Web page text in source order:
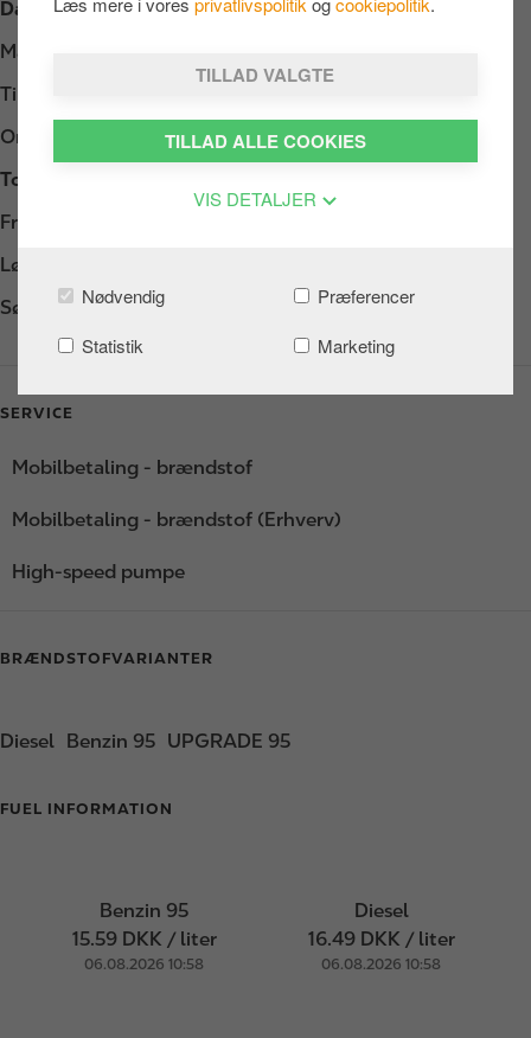
TILLAD VALGTE
TILLAD ALLE COOKIES
VIS DETALJER
Nødvendig
Præferencer
Statistik
Marketing
Dag
Opening hours
Mandag
Tirsdag
Onsdag
Døgnåbent
Torsdag
Fredag
Lørdag
Søndag
Døgnåbent
SERVICE
Mobilbetaling - brændstof
Mobilbetaling - brændstof (Erhverv)
High-speed pumpe
BRÆNDSTOFVARIANTER
Diesel Benzin 95 UPGRADE 95
FUEL INFORMATION
Benzin 95
15.59 DKK / liter
06.08.2026 10:58
Diesel
16.49 DKK / liter
06.08.2026 10:58